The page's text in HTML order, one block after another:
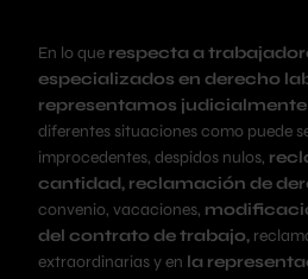
En lo que respecta a
especializados en derecho
representamos
diferentes situaciones como puede
improcedentes, despidos nulos,
cantidad, reclamación de
convenio, vacaciones,
del contrato de trabajo,
extraordinarias y en la